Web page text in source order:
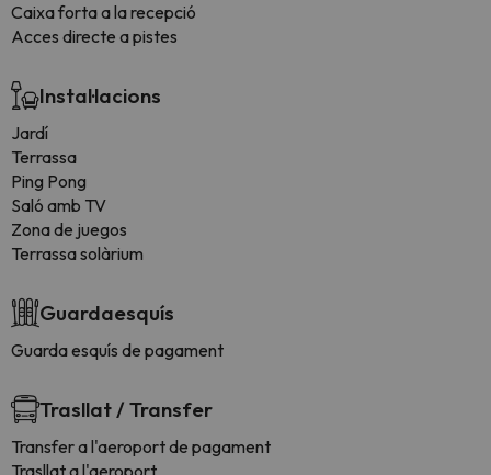
Caixa forta a la recepció
Acces directe a pistes
Instal·lacions
Jardí
Terrassa
Ping Pong
Saló amb TV
Zona de juegos
Terrassa solàrium
Guardaesquís
Guarda esquís de pagament
Trasllat / Transfer
Transfer a l'aeroport de pagament
Trasllat a l'aeroport